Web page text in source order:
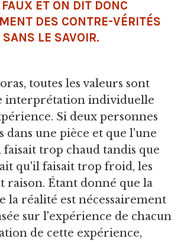
FAUX ET ON DIT DONC
DES CONTRE-VÉRITÉS
SANS LE SAVOIR.
toutes les valeurs sont
interprétation individuelle
Si deux personnes
dans une pièce et que l'une
trop chaud tandis que
qu'il faisait trop froid, les
raison. Étant donné que la
la réalité est nécessairement
sur l'expérience de chacun
de cette expérience,